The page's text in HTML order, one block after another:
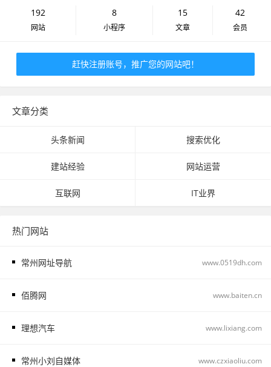
192
网站
8
小程序
15
文章
42
会员
赶快注册账号，推广您的网站吧！
文章分类
头条新闻 搜索优化
建站经验 网站运营
互联网 IT业界
热门网站
常州网址导航 www.0519dh.com
佰腾网 www.baiten.cn
理想汽车 www.lixiang.com
常州小刘自媒体 www.czxiaoliu.com